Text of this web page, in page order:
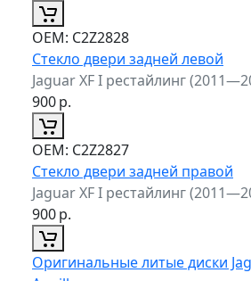
ОЕМ: C2Z2828
Стекло двери задней левой
Jaguar XF I рестайлинг
900р.
ОЕМ: C2Z2827
Стекло двери задней правой
Jaguar XF I рестайлинг
900р.
Оригинальные литые диски